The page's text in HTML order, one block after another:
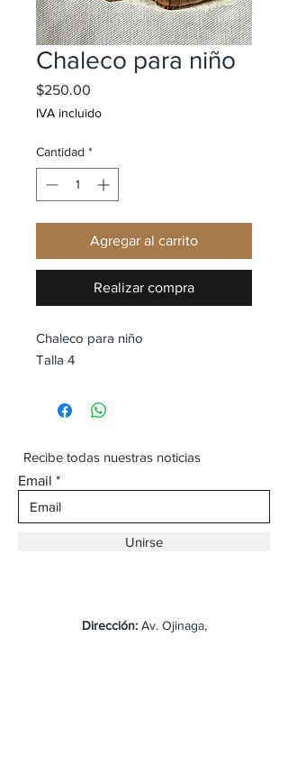
Chaleco para niño
$250.00
IVA incluido
Cantidad *
Agregar al carrito
Realizar compra
Chaleco para niño
Talla 4
Recibe todas nuestras noticias
Email
Unirse
Dirección: Av. Ojinaga,